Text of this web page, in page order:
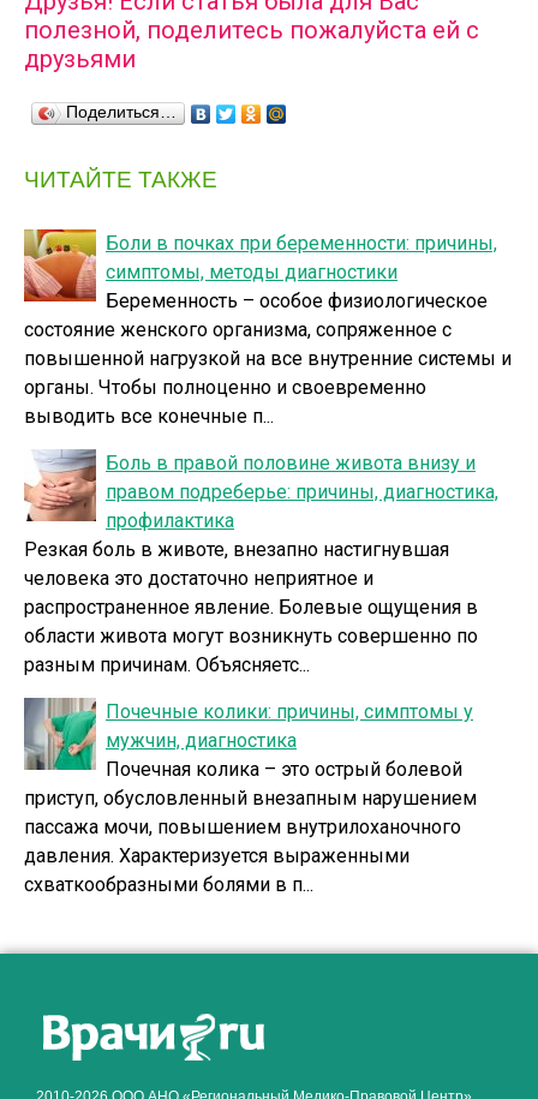
полезной, поделитесь пожалуйста ей с
друзьями
Поделиться…
ЧИТАЙТЕ ТАКЖЕ
Боли в почках при беременности: причины,
симптомы, методы диагностики
Беременность – особое физиологическое
состояние женского организма, сопряженное с
повышенной нагрузкой на все внутренние системы и
органы. Чтобы полноценно и своевременно
выводить все конечные п...
Боль в правой половине живота внизу и
правом подреберье: причины, диагностика,
профилактика
Резкая боль в животе, внезапно настигнувшая
человека это достаточно неприятное и
распространенное явление. Болевые ощущения в
области живота могут возникнуть совершенно по
разным причинам. Объясняетс...
Почечные колики: причины, симптомы у
мужчин, диагностика
Почечная колика – это острый болевой
приступ, обусловленный внезапным нарушением
пассажа мочи, повышением внутрилоханочного
давления. Характеризуется выраженными
схваткообразными болями в п...